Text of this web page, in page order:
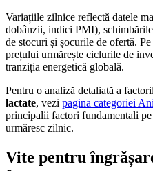
Variațiile zilnice reflectă datele
dobânzii, indici PMI),
de stocuri și șocurile de ofertă.
prețului urmărește ciclurile de
tranziția energetică globală.
Pentru o analiză detaliată a
lactate, vezi pagina categoriei
principalii factori fundamentali
urmăresc zilnic.
Vite pentru